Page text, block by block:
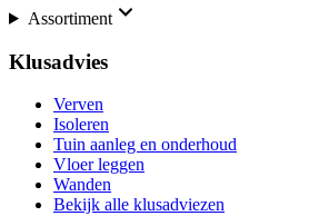
Assortiment
Klusadvies
Verven
Isoleren
Tuin aanleg en onderhoud
Vloer leggen
Wanden
Bekijk alle klusadviezen